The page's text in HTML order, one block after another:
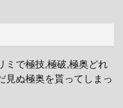
ミで極技,極破,極奥どれ
ぬ極奥を貰ってしまっ